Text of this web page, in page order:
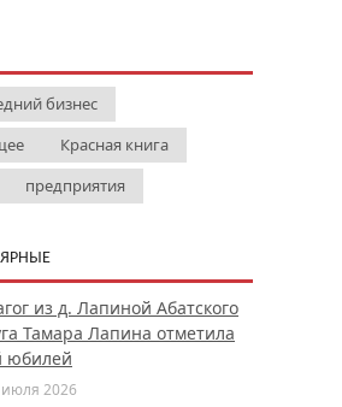
бизнес
Красная книга
предприятия
из д. Лапиной Абатского
Тамара Лапина отметила
юбилей
2026